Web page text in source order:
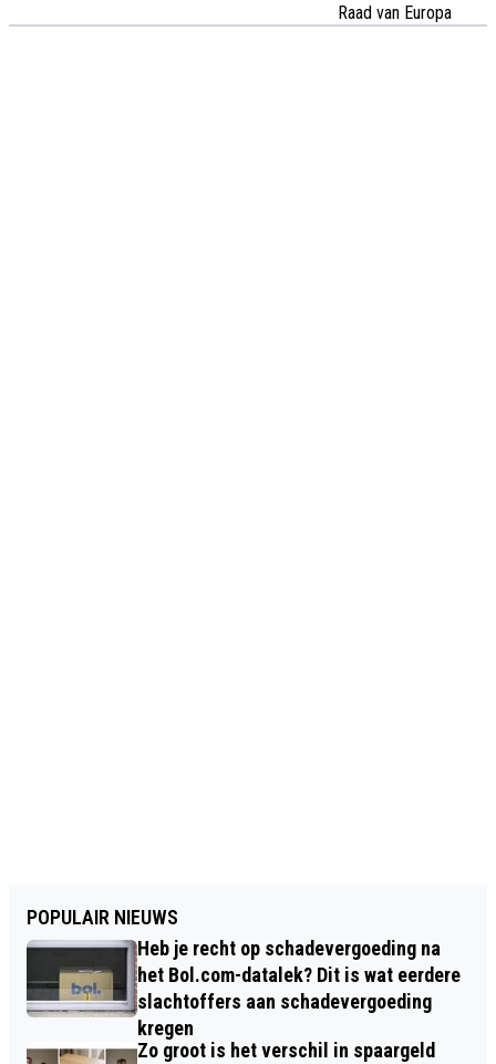
Raad van Europa
POPULAIR NIEUWS
Heb je recht op schadevergoeding na
het Bol.com-datalek? Dit is wat eerdere
slachtoffers aan schadevergoeding
kregen
Zo groot is het verschil in spaargeld